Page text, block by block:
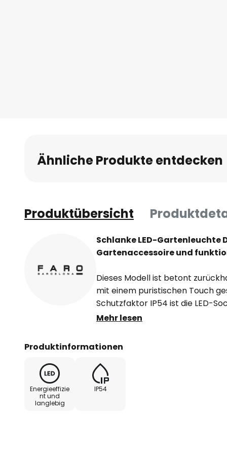
Ähnliche Produkte entdecken
Produktübersicht
Schlanke LED-Gartenleuchte
Gartenaccessoire und
Dieses Modell ist betont
mit einem puristischen Touch
Schutzfaktor IP54 ist die LED-
Eindringen von Spritzwasser
Outdoor-Bereich genutzt
breiten Abstrahlwinkels von 180°
blendfreie Beleuchtung gesorgt.
Mehr lesen
Produktinformationen
Energieeffizie
nt und
langlebig
IP54